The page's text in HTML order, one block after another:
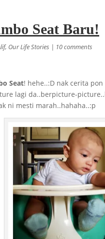
Seat Baru!
, Our Life Stories | 10 comments
Seat! hehe..:D nak cerita
lagi da..berpicture-
ni mesti marah..hahaha..:p